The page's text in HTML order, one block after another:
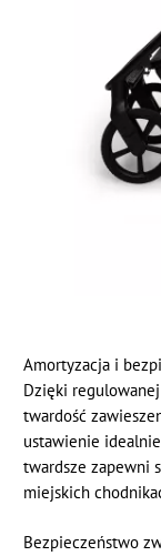
Amortyzacja i
Dzięki
twardość
ustawienie
twardsze zapewni
miejskich
Bezpieczeństwo